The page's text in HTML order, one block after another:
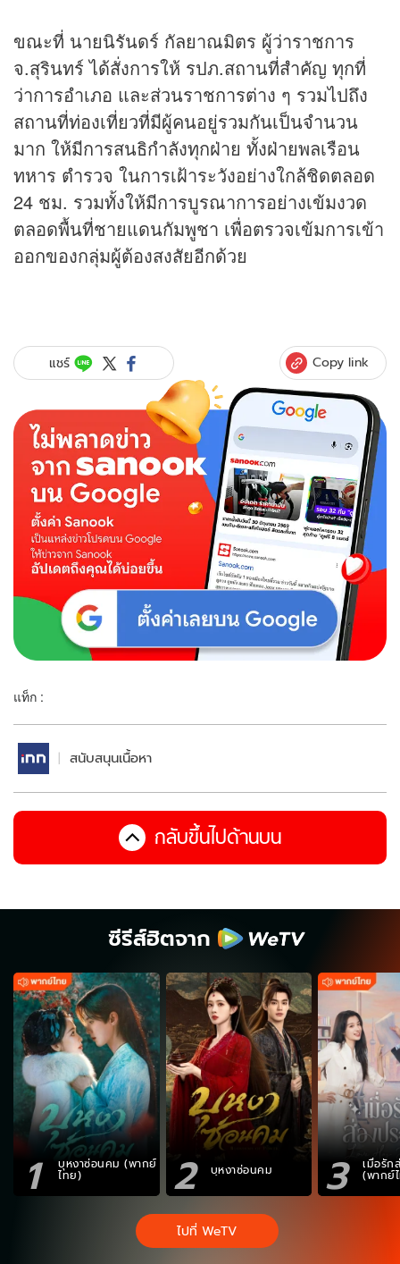
ขณะที่ นายนิรันดร์ กัลยาณมิตร ผู้ว่าราชการ
จ.สุรินทร์ ได้สั่งการให้ รปภ.สถานที่สำคัญ ทุกที่
ว่าการอำเภอ และส่วนราชการต่าง ๆ รวมไปถึง
สถานที่ท่องเที่ยวที่มีผู้คนอยู่รวมกันเป็นจำนวน
มาก ให้มีการสนธิกำลังทุกฝ่าย ทั้งฝ่ายพลเรือน
ทหาร ตำรวจ ในการเฝ้าระวังอย่างใกล้ชิดตลอด
24 ชม. รวมทั้งให้มีการบูรณาการอย่างเข้มงวด
ตลอดพื้นที่ชายแดนกัมพูชา เพื่อตรวจเข้มการเข้า
ออกของกลุ่มผู้ต้องสงสัยอีกด้วย
แชร์ Copy link
แท็ก :
สนับสนุนเนื้อหา
กลับขึ้นไปด้านบน
ซีรีส์ฮิตจาก
1 บุหงาซ่อนคม (พากย์
ไทย) 2 บุหงาซ่อนคม 3 เมื่อรัก
(พากย์
ไปที่ WeTV